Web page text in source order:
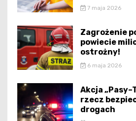
7 maja 2026
Zagrożenie
powiecie
ostrożny!
6 maja 2026
Akcja
rzecz
drogach